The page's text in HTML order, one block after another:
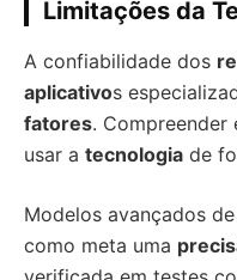
Limitações da
A confiabilidade dos
aplicativos
fatores. Compreender
usar a tecnologia de
Modelos avançados de
como meta uma